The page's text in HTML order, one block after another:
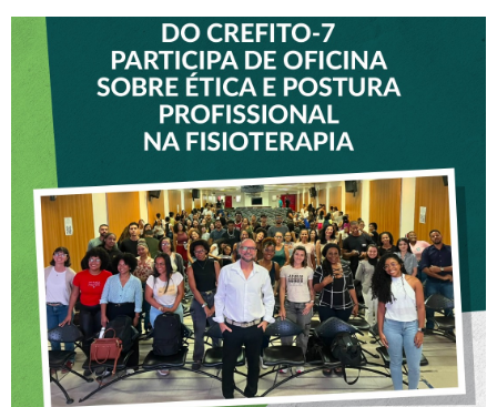
VICE-PRESIDENTE DO
CREFITO-7 PARTICIPA DE
OFICINA SOBRE ÉTICA E
POSTURA PROFISSIONAL
NA FISIOTERAPIA